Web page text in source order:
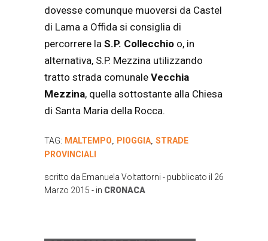
dovesse comunque muoversi da Castel
di Lama a Offida si consiglia di
percorrere la S.P. Collecchio o, in
alternativa, S.P. Mezzina utilizzando
tratto strada comunale Vecchia
Mezzina, quella sottostante alla Chiesa
di Santa Maria della Rocca.
TAG: MALTEMPO, PIOGGIA, STRADE
PROVINCIALI
scritto da Emanuela Voltattorni - pubblicato il 26
Marzo 2015 - in CRONACA